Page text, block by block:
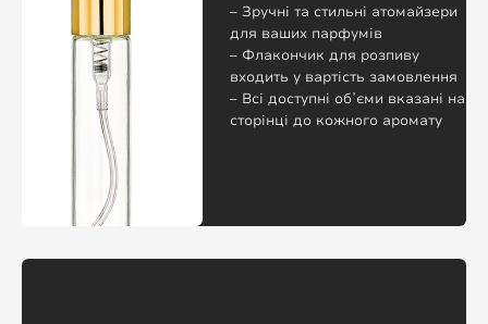
– Зручні та стильні атомайзери
для ваших парфумів
– Флакончик для розпиву
входить у вартість замовлення
– Всі доступні обʼєми вказані на
сторінці до кожного аромату